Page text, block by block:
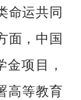
命运共同
面，中国
金项目，
高等教育